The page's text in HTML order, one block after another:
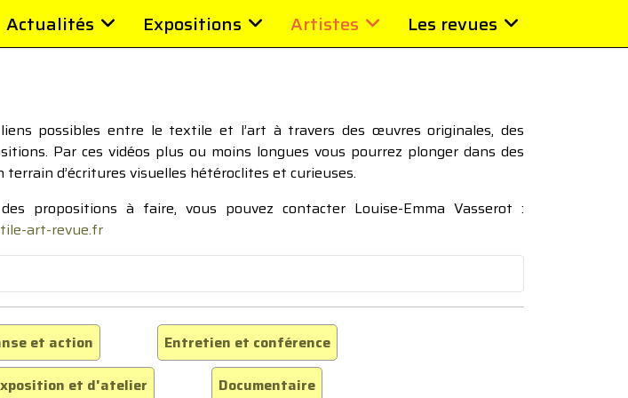
Actualités Expositions Artistes Les revues
possibles entre le textile et l’art à travers des œuvres originales, des
Par ces vidéos plus ou moins longues vous pourrez plonger dans des
d’écritures visuelles hétéroclites et curieuses.
propositions à faire, vous pouvez contacter Louise-Emma Vasserot :
art-revue.fr
et action
Entretien et conférence
et d'atelier Documentaire